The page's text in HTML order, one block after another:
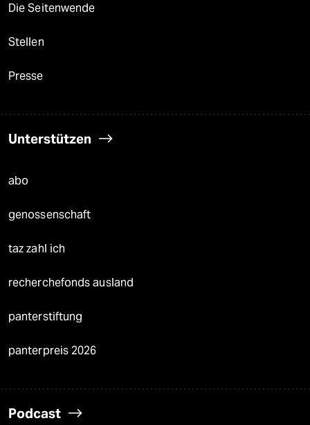
Die Seitenwende
Stellen
Presse
Unterstützen
abo
genossenschaft
taz zahl ich
recherchefonds ausland
panterstiftung
panterpreis 2026
Podcast